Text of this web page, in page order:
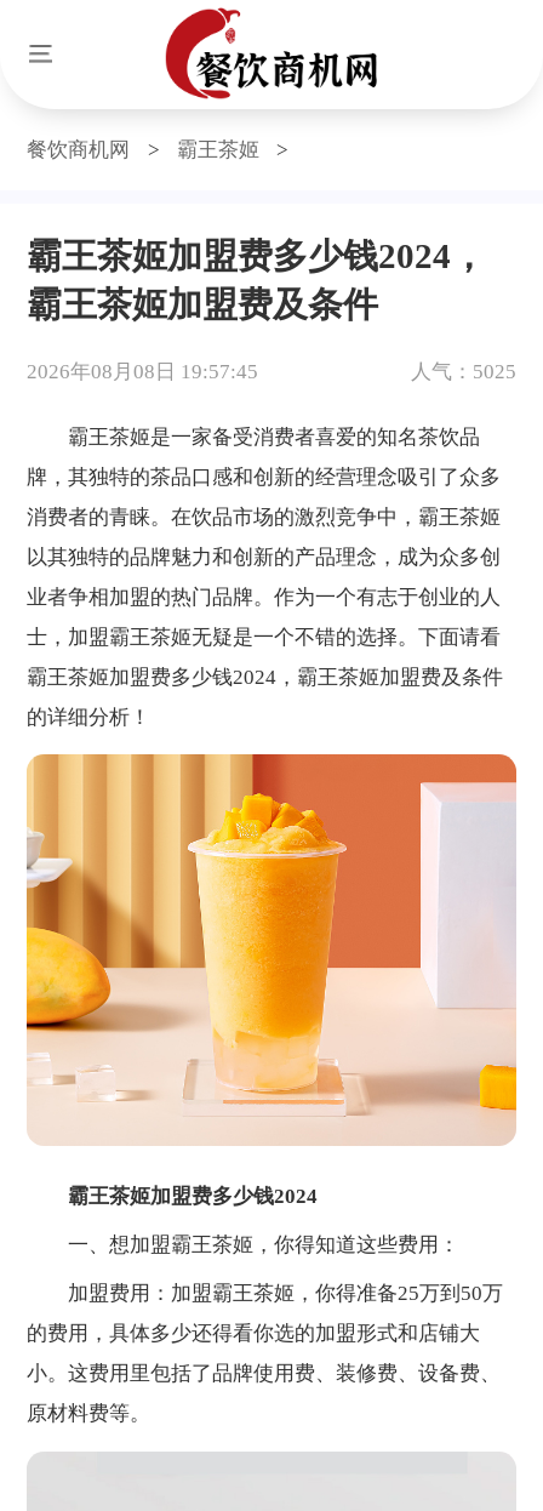
餐饮商机网 > 霸王茶姬 >
霸王茶姬加盟费多少钱2024，
霸王茶姬加盟费及条件
2026年08月08日 19:57:45 人气：5025
霸王茶姬是一家备受消费者喜爱的知名茶饮品
牌，其独特的茶品口感和创新的经营理念吸引了众多
消费者的青睐。在饮品市场的激烈竞争中，霸王茶姬
以其独特的品牌魅力和创新的产品理念，成为众多创
业者争相加盟的热门品牌。作为一个有志于创业的人
士，加盟霸王茶姬无疑是一个不错的选择。下面请看
霸王茶姬加盟费多少钱2024，霸王茶姬加盟费及条件
的详细分析！
霸王茶姬加盟费多少钱2024
一、想加盟霸王茶姬，你得知道这些费用：
加盟费用：加盟霸王茶姬，你得准备25万到50万
的费用，具体多少还得看你选的加盟形式和店铺大
小。这费用里包括了品牌使用费、装修费、设备费、
原材料费等。